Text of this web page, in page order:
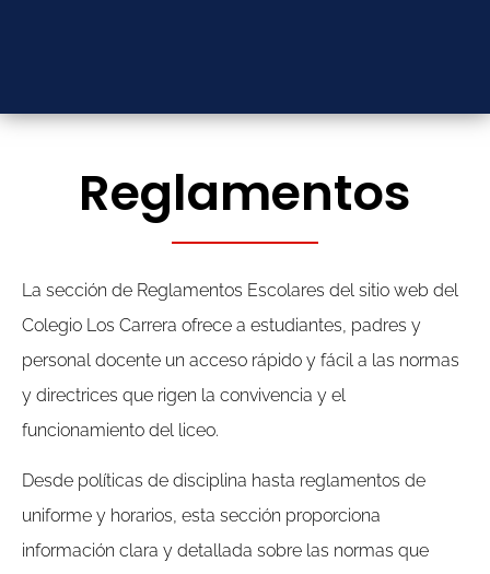
Reglamentos
La sección de Reglamentos Escolares del sitio web del
Colegio Los Carrera ofrece a estudiantes, padres y
personal docente un acceso rápido y fácil a las normas
y directrices que rigen la convivencia y el
funcionamiento del liceo.
Desde políticas de disciplina hasta reglamentos de
uniforme y horarios, esta sección proporciona
información clara y detallada sobre las normas que